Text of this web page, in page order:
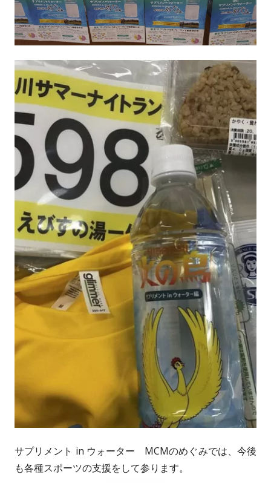
サプリメント in ウォーター MCMのめぐみでは、今後
も各種スポーツの支援をして参ります。